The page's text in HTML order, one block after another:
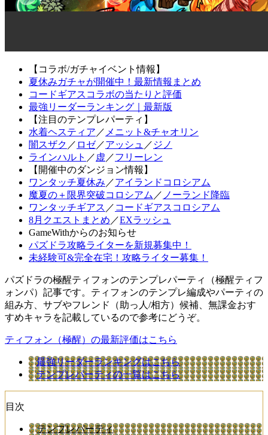
【コラボ/ガチャイベント情報】
夏休みガチャが開催中！最新情報まとめ
コードギアスコラボの当たりと評価
最強リーダーランキング｜最新版
【注目のテンプレパーティ】
水着ヘスティア ／ メニット&チャオリン
闇スザク ／ ロゼ／アッシュ ／ ジノ
ラインハルト ／ 虚 ／フリーレン
【開催中のダンジョン情報】
ワンタッチ夏休み ／アイランドコロシアム
魔夏の＋限界突破コロシアム ／ ノーランド降臨
ワンタッチギアス ／ コードギアスコロシアム
8月クエストまとめ ／EXラッシュ
GameWithからのお知らせ
パズドラ攻略ライターを新規募集中！
未経験可&完全在宅！攻略ライター募集！
パズドラの極醒ティフォンのテンプレパーティ（極醒ティフ
ォンパ）記事です。ティフォンのテンプレ編成やパーティの
組み方、サブやフレンド（助っ人/相方）候補、無課金おす
すめキャラを記載しているので参考にどうぞ。
ティフォン（極醒）の最新評価はこちら
最強リーダーランキングはこちら
テンプレパーティの一覧はこちら
目次
テンプレパーティ